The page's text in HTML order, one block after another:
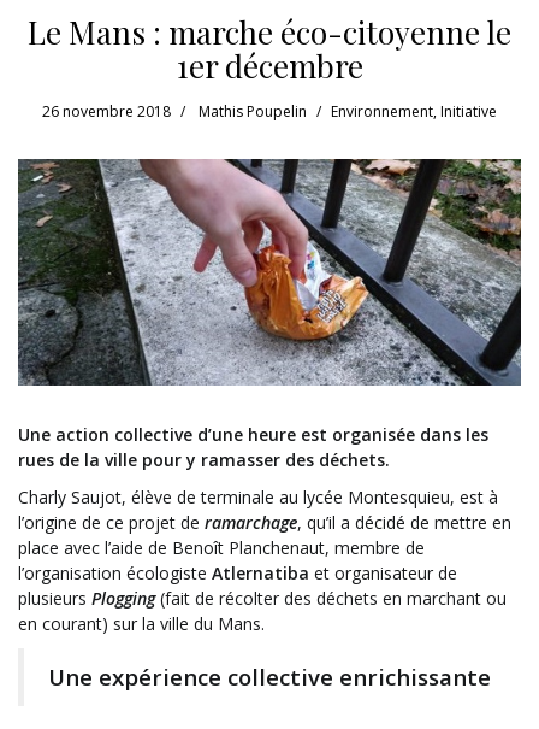
Le Mans : marche éco-citoyenne le
1er décembre
26 novembre 2018 Mathis Poupelin Environnement,Initiative
Une action collective d’une heure est organisée dans les
rues de la ville pour y ramasser des déchets.
Charly Saujot, élève de terminale au lycée Montesquieu, est à
l’origine de ce projet de ramarchage, qu’il a décidé de mettre en
place avec l’aide de Benoît Planchenaut, membre de
l’organisation écologiste Atlernatiba et organisateur de
plusieurs Plogging(fait de récolter des déchets en marchant ou
en courant) sur la ville du Mans.
Une expérience collective enrichissante